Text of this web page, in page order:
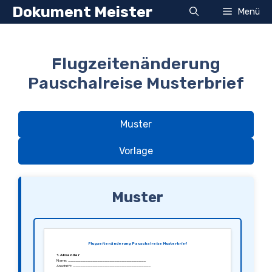
Zum
InhaltDokument Meister Menü
Flugzeitenänderung
Pauschalreise Musterbrief
Muster
Vorlage
Muster
Flugzeitenänderung Pauschalreise Musterbrief
1. Absender
Name: ________________________________
Anschrift: ________________________________